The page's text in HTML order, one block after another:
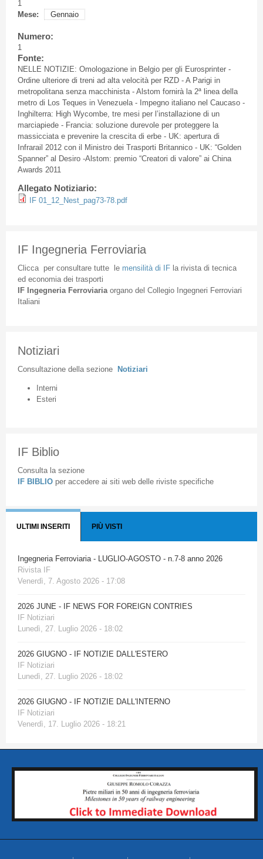
1
Mese:
Gennaio
Numero:
1
Fonte:
NELLE NOTIZIE: Omologazione in Belgio per gli Eurosprinter -
Ordine ulteriore di treni ad alta velocità per RZD - A Parigi in
metropolitana senza macchinista - Alstom fornirà la 2ª linea della
metro di Los Teques in Venezuela - Impegno italiano nel Caucaso -
Inghilterra: High Wycombe, tre mesi per l’installazione di un
marciapiede - Francia: soluzione durevole per proteggere la
massicciata e prevenire la crescita di erbe - UK: apertura di
Infrarail 2012 con il Ministro dei Trasporti Britannico - UK: “Golden
Spanner” al Desiro -Alstom: premio “Creatori di valore” ai China
Awards 2011
Allegato Notiziario:
IF 01_12_Nest_pag73-78.pdf
IF Ingegneria Ferroviaria
Cliccaper consultare tuttele mensilità di IFla rivista di tecnica
ed economia dei trasporti
IF Ingegneria Ferroviaria organodel Collegio Ingegneri Ferroviari
Italiani
Notiziari
Consultazione della sezione Notiziari
Interni
Esteri
IF Biblio
Consulta la sezione
IF BIBLIO per accedere ai siti web delle riviste specifiche
ULTIMI INSERITI PIÙ VISTI
Ingegneria Ferroviaria - LUGLIO-AGOSTO - n.7-8 anno 2026
Rivista IF
Venerdì, 7. Agosto 2026 - 17:08
2026 JUNE - IF NEWS FOR FOREIGN CONTRIES
IF Notiziari
Lunedì, 27. Luglio 2026 - 18:02
2026 GIUGNO - IF NOTIZIE DALL'ESTERO
IF Notiziari
Lunedì, 27. Luglio 2026 - 18:02
2026 GIUGNO - IF NOTIZIE DALL'INTERNO
IF Notiziari
Venerdì, 17. Luglio 2026 - 18:21